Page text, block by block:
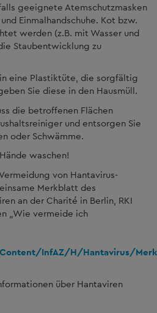
geeignete Atemschutzmasken
Einmalhandschuhe. Kot bzw.
werden (z.B. mit Wasser und
Staubentwicklung zu
eine Plastiktüte, die sorgfältig
Sie diese in den Hausmüll.
die betroffenen Flächen
und entsorgen Sie
oder Schwämme.
waschen!
von Hantavirus-
Merkblatt des
an der Charité in Berlin, RKI
„Wie vermeide ich
InfAZ/H/Hantavirus/
über Hantaviren